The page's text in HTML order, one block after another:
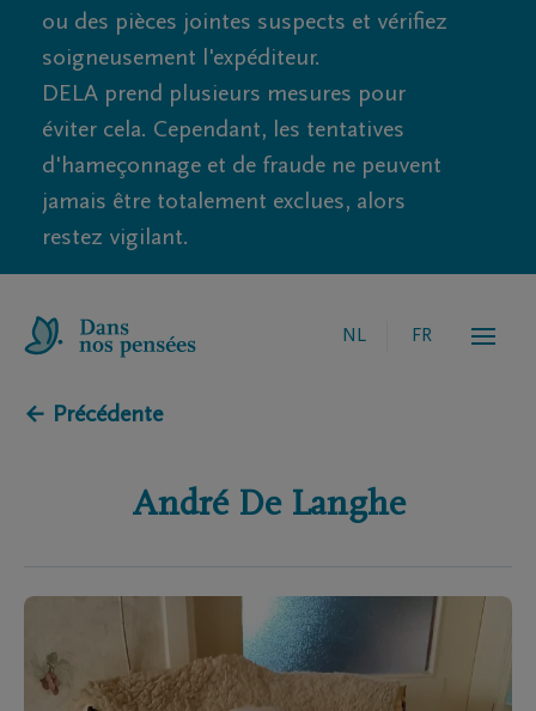
ou des pièces jointes suspects et vérifiez
soigneusement l'expéditeur.
DELA prend plusieurs mesures pour
éviter cela. Cependant, les tentatives
d'hameçonnage et de fraude ne peuvent
jamais être totalement exclues, alors
restez vigilant.
NL FR
← Précédente
André De Langhe